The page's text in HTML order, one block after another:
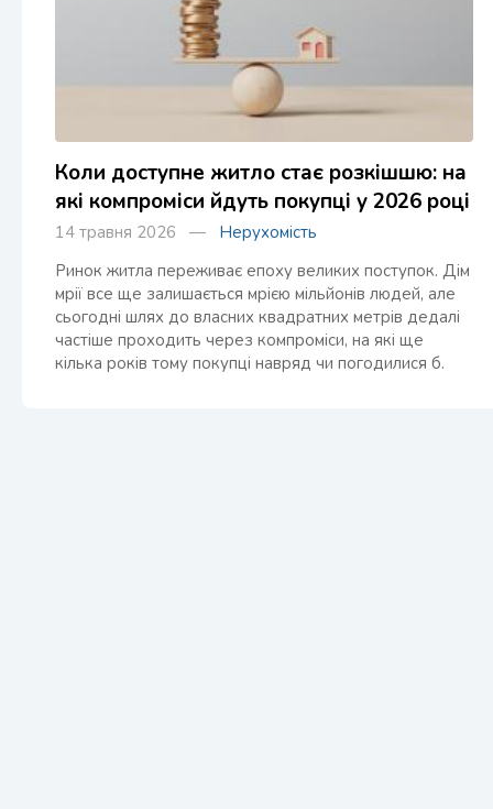
Коли доступне житло стає розкішшю: на
які компроміси йдуть покупці у 2026 році
14 травня 2026 — Нерухомість
Ринок житла переживає епоху великих поступок. Дім
мрії все ще залишається мрією мільйонів людей, але
сьогодні шлях до власних квадратних метрів дедалі
частіше проходить через компроміси, на які ще
кілька років тому покупці навряд чи погодилися б.